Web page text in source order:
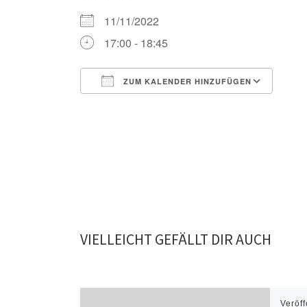
11/11/2022
17:00 - 18:45
ZUM KALENDER HINZUFÜGEN
VIELLEICHT GEFÄLLT DIR AUCH